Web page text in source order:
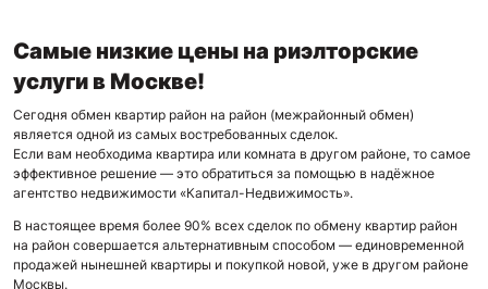
Самые низкие цены на риэлторские
услуги в Москве!
Сегодня обмен квартир район на район (межрайонный обмен)
является одной из самых востребованных сделок.
Если вам необходима квартира или комната в другом районе, то самое
эффективное решение — это обратиться за помощью в надёжное
агентство недвижимости «Капитал-Недвижимость».
В настоящее время более 90% всех сделок по обмену квартир район
на район совершается альтернативным способом — единовременной
продажей нынешней квартиры и покупкой новой, уже в другом районе
Москвы.